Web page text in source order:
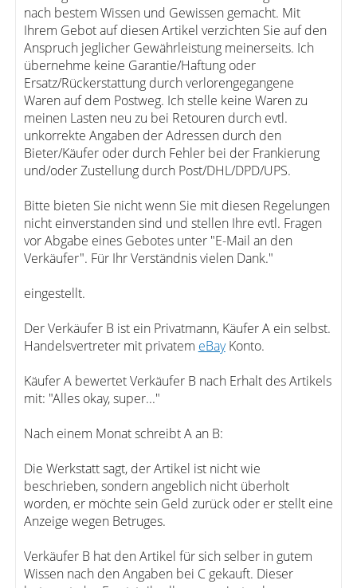
nach bestem Wissen und Gewissen gemacht. Mit
Ihrem Gebot auf diesen Artikel verzichten Sie auf den
Anspruch jeglicher Gewährleistung meinerseits. Ich
übernehme keine Garantie/Haftung oder
Ersatz/Rückerstattung durch verlorengegangene
Waren auf dem Postweg. Ich stelle keine Waren zu
meinen Lasten neu zu bei Retouren durch evtl.
unkorrekte Angaben der Adressen durch den
Bieter/Käufer oder durch Fehler bei der Frankierung
und/oder Zustellung durch Post/DHL/DPD/UPS.
Bitte bieten Sie nicht wenn Sie mit diesen Regelungen
nicht einverstanden sind und stellen Ihre evtl. Fragen
vor Abgabe eines Gebotes unter "E-Mail an den
Verkäufer". Für Ihr Verständnis vielen Dank."
eingestellt.
Der Verkäufer B ist ein Privatmann, Käufer A ein selbst.
Handelsvertreter mit privatem eBay Konto.
Käufer A bewertet Verkäufer B nach Erhalt des Artikels
mit: "Alles okay, super..."
Nach einem Monat schreibt A an B:
Die Werkstatt sagt, der Artikel ist nicht wie
beschrieben, sondern angeblich nicht überholt
worden, er möchte sein Geld zurück oder er stellt eine
Anzeige wegen Betruges.
Verkäufer B hat den Artikel für sich selber in gutem
Wissen nach den Angaben bei C gekauft. Dieser